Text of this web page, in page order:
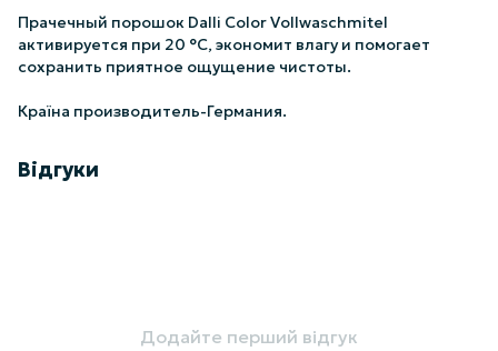
Прачечный порошок Dalli Color Vollwaschmitel
активируется при 20 °C, экономит влагу и помогает
сохранить приятное ощущение чистоты.
Країна производитель-Германия.
Відгуки
Додайте перший відгук